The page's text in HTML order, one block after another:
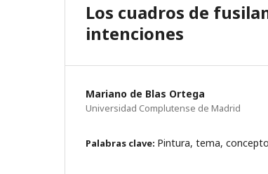
Los cuadros de
intenciones
Mariano de Blas Ortega
Universidad Complutense de Madrid
Palabras clave: Pintura, tema,